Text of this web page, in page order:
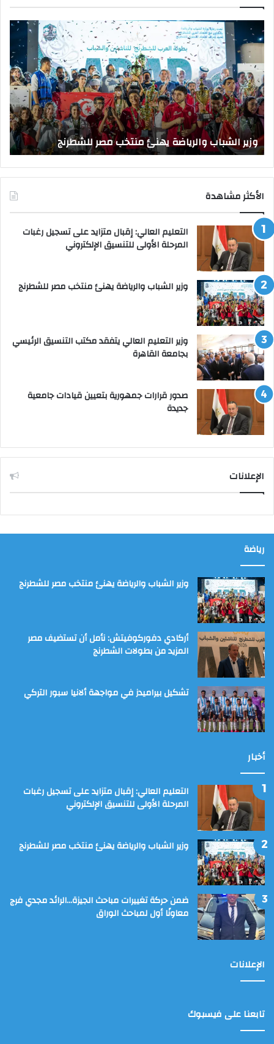
الشباب
والرياضة
يهنئ
منتخب
مصر
للشطرنج
وزير الشباب والرياضة يهنئ منتخب مصر للشطرنج
الأكثر مشاهدة
التعليم العالي: إقبال متزايد على تسجيل رغبات
المرحلة الأولى للتنسيق الإلكتروني
وزير الشباب والرياضة يهنئ منتخب مصر للشطرنج
وزير التعليم العالي يتفقد مكتب التنسيق الرئيسي
بجامعة القاهرة
صدور قرارات جمهورية بتعيين قيادات جامعية
جديدة
الإعلانات
رياضة
وزير الشباب والرياضة يهنئ منتخب مصر للشطرنج
أركادي دفوركوفيتش: نأمل أن تستضيف مصر
المزيد من بطولات الشطرنج
تشكيل بيراميدز في مواجهة ألانيا سبور التركي
أخبار
التعليم العالي: إقبال متزايد على تسجيل رغبات
المرحلة الأولى للتنسيق الإلكتروني
وزير الشباب والرياضة يهنئ منتخب مصر للشطرنج
ضمن حركة تغييرات مباحث الجيزة…الرائد مجدي فرج
معاونًا أول لمباحث الوراق
الإعلانات
تابعنا على فيسبوك